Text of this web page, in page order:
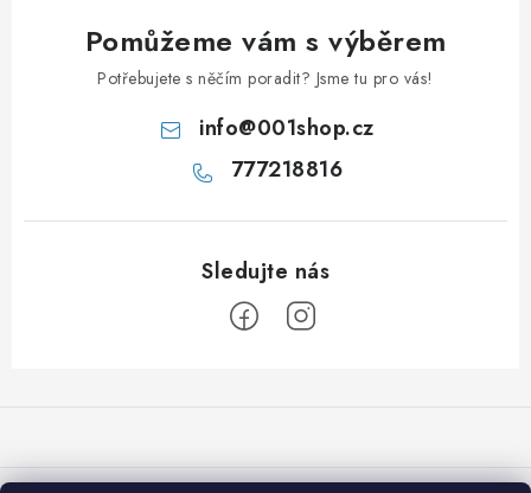
Pomůžeme vám s výběrem
Potřebujete s něčím poradit? Jsme tu pro vás!
info@001shop.cz
777218816
a